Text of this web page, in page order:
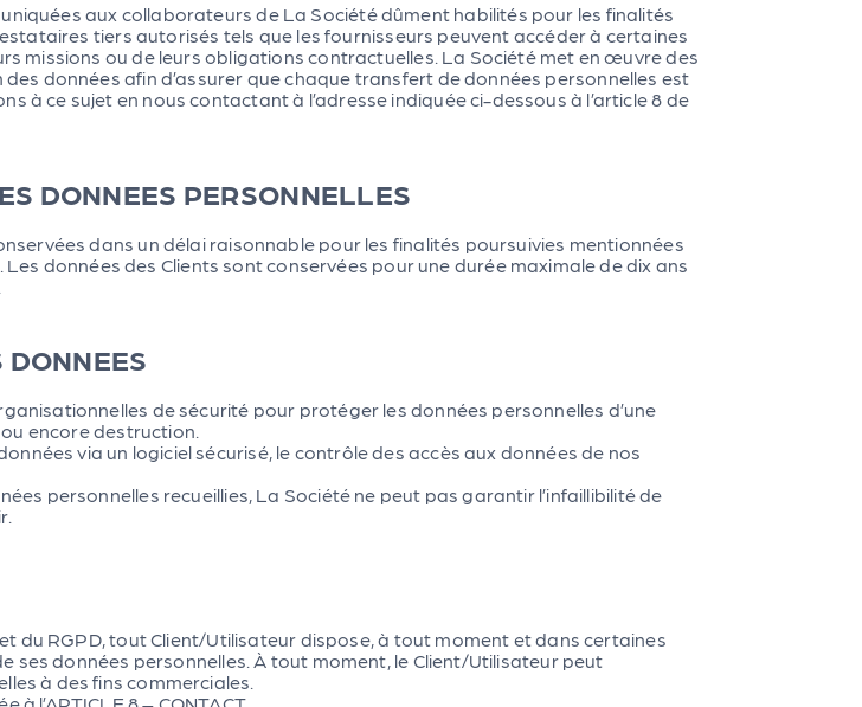
aux collaborateurs de La Société dûment habilités pour les finalités
tiers autorisés tels que les fournisseurs peuvent accéder à certaines
missions ou de leurs obligations contractuelles. La Société met en œuvre des
données afin d’assurer que chaque transfert de données personnelles est
à ce sujet en nous contactant à l’adresse indiquée ci-dessous à l’article 8 de
DONNEES PERSONNELLES
dans un délai raisonnable pour les finalités poursuivies mentionnées
données des Clients sont conservées pour une durée maximale de dix ans
DONNEES
de sécurité pour protéger les données personnelles d’une
encore destruction.
via un logiciel sécurisé, le contrôle des accès aux données de nos
personnelles recueillies, La Société ne peut pas garantir l’infaillibilité de
du RGPD, tout Client/Utilisateur dispose, à tout moment et dans certaines
ses données personnelles. À tout moment, le Client/Utilisateur peut
à des fins commerciales.